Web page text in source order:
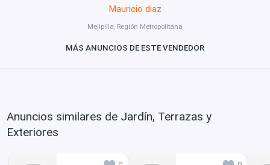
Mauricio diaz
Melipilla, Región Metropolitana
MÁS ANUNCIOS DE ESTE VENDEDOR
Anuncios similares de Jardín, Terrazas y
Exteriores